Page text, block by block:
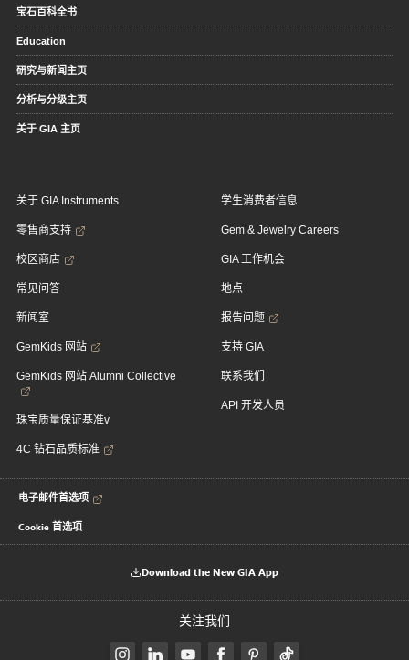
宝石百科全书
Education
研究与新闻主页
分析与分级主页
关于 GIA 主页
关于 GIA Instruments
零售商支持
校区商店
常见问答
新闻室
GemKids 网站
GemKids 网站 Alumni Collective
珠宝质量保证基准v
4C 钻石品质标准
学生消费者信息
Gem & Jewelry Careers
GIA 工作机会
地点
报告问题
支持 GIA
联系我们
API 开发人员
电子邮件首选项
Cookie 首选项
Download the New GIA App
关注我们